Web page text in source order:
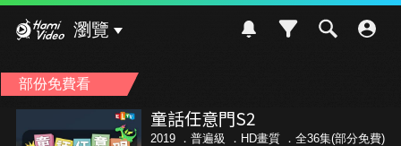
瀏覽
部份免費看
童話任意門S2
2019 ． 普遍級 ．HD畫質 ．全36集(部分免費)